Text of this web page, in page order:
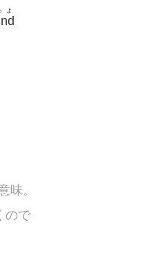
よ
味。
ので